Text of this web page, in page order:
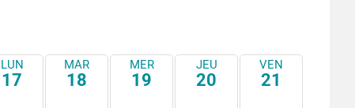
LUN
17
MAR
18
MER
19
JEU
20
VEN
21